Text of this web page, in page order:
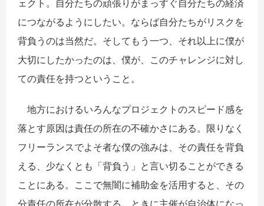
ェクト。自分たちの頑張りがまっすぐ自分たちの経済
につながるようにしたい。ならば自分たちがリスクを
背負うのは当然だ。そしてもう一つ、それ以上に僕が
大切にしたかったのは、僕が、このチャレンジに対し
ての責任を持つということ。
地方におけるいろんなプロジェクトのスピード感を
落とす原因は責任の所在の不確かさにある。限りなく
フリーランスでよそ者な僕の強みは、その責任を背負
える、少なくとも「背負う」と言い切ることができる
ことにある。ここで無闇に補助金を活用すると、その
分責任の所在が分散する。ときに主催が自治体になっ